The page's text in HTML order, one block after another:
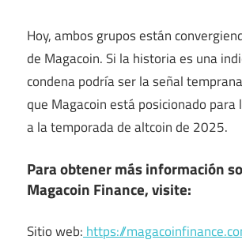
Hoy, ambos grupos están
de Magacoin. Si la historia es una
condena podría ser la señal
que Magacoin está posicionado para
a la temporada de altcoin de 2025.
Para obtener más información
Magacoin Finance, visite:
Sitio web: https://